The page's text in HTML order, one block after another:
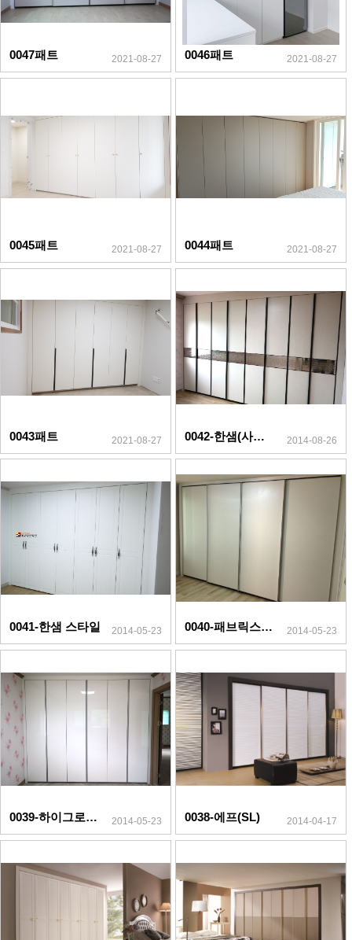
0047패트 2021-08-27 0046패트 2021-08-27
0045패트 2021-08-27 0044패트 2021-08-27
0043패트 2021-08-27 0042-한샘(사피아노) 2014-08-26
0041-한샘 스타일 2014-05-23 0040-패브릭스(SL) 2014-05-23
0039-하이그로시(실버) 2014-05-23 0038-에프(SL) 2014-04-17